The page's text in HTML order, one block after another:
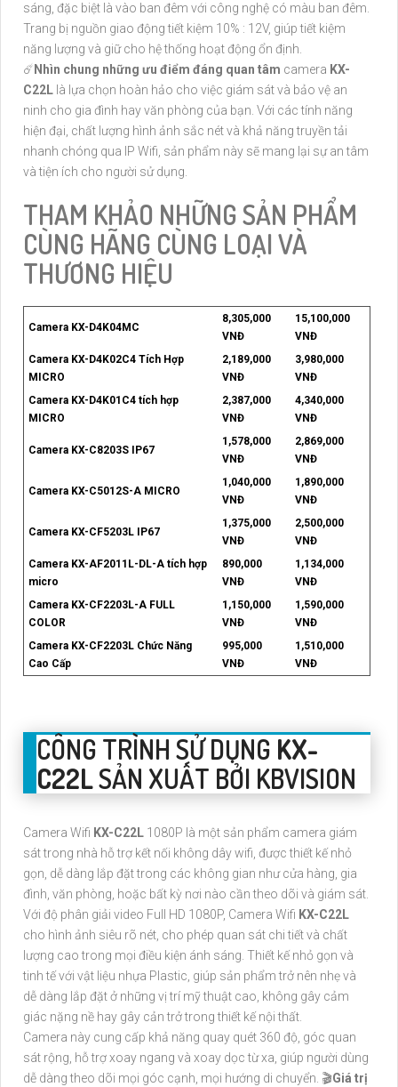
sáng, đặc biệt là vào ban đêm với công nghệ có màu ban đêm.
Trang bị nguồn giao động tiết kiệm 10% : 12V, giúp tiết kiệm
năng lượng và giữ cho hệ thống hoạt động ổn định.
☄️ Nhìn chung những ưu điểm đáng quan tâm camera KX-
C22L là lựa chọn hoàn hảo cho việc giám sát và bảo vệ an
ninh cho gia đình hay văn phòng của bạn. Với các tính năng
hiện đại, chất lượng hình ảnh sắc nét và khả năng truyền tải
nhanh chóng qua IP Wifi, sản phẩm này sẽ mang lại sự an tâm
và tiện ích cho người sử dụng.
THAM KHẢO NHỮNG SẢN PHẨM
CÙNG HÃNG CÙNG LOẠI VÀ
THƯƠNG HIỆU
Camera KX-D4K04MC
8,305,000
VNĐ
15,100,000
VNĐ
Camera KX-D4K02C4 Tích Hợp
MICRO
2,189,000
VNĐ
3,980,000
VNĐ
Camera KX-D4K01C4 tích hợp
MICRO
2,387,000
VNĐ
4,340,000
VNĐ
Camera KX-C8203S IP67
1,578,000
VNĐ
2,869,000
VNĐ
Camera KX-C5012S-A MICRO
1,040,000
VNĐ
1,890,000
VNĐ
Camera KX-CF5203L IP67
1,375,000
VNĐ
2,500,000
VNĐ
Camera KX-AF2011L-DL-A tích hợp
micro
890,000
VNĐ
1,134,000
VNĐ
Camera KX-CF2203L-A FULL
COLOR
1,150,000
VNĐ
1,590,000
VNĐ
Camera KX-CF2203L Chức Năng
Cao Cấp
995,000
VNĐ
1,510,000
VNĐ
CÔNG TRÌNH SỬ DỤNG KX-
C22LSẢN XUẤT BỞI KBVISION
Camera Wifi KX-C22L 1080P là một sản phẩm camera giám
sát trong nhà hỗ trợ kết nối không dây wifi, được thiết kế nhỏ
gọn, dễ dàng lắp đặt trong các không gian như cửa hàng, gia
đình, văn phòng, hoặc bất kỳ nơi nào cần theo dõi và giám sát.
Với độ phân giải video Full HD 1080P, Camera Wifi KX-C22L
cho hình ảnh siêu rõ nét, cho phép quan sát chi tiết và chất
lượng cao trong mọi điều kiện ánh sáng. Thiết kế nhỏ gọn và
tinh tế với vật liệu nhựa Plastic, giúp sản phẩm trở nên nhẹ và
dễ dàng lắp đặt ở những vị trí mỹ thuật cao, không gây cảm
giác nặng nề hay gây cản trở trong thiết kế nội thất.
Camera này cung cấp khả năng quay quét 360 độ, góc quan
sát rộng, hỗ trợ xoay ngang và xoay dọc từ xa, giúp người dùng
dễ dàng theo dõi mọi góc cạnh, mọi hướng di chuyển. 🎬Giá trị